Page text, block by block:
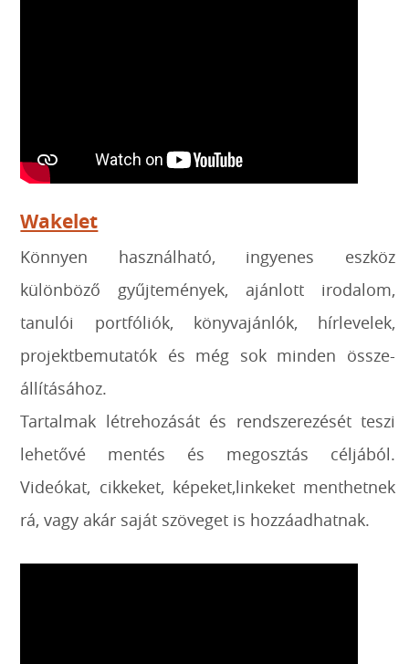
Wakelet
Könnyen használható, ingyenes eszköz
különböző gyűjtemények, ajánlott irodalom,
tanulói portfóliók, könyvajánlók, hírlevelek,
projektbemutatók és még sok minden össze-
állításához.
Tartalmak létrehozását és rendszerezését teszi
lehetővé mentés és megosztás céljából.
Videókat, cikkeket, képeket,linkeket menthetnek
rá, vagy akár saját szöveget is hozzáadhatnak.